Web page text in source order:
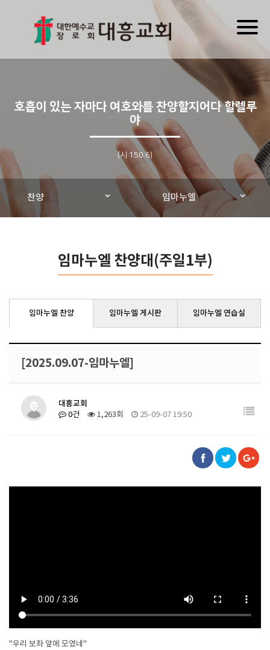
호흡이 있는 자마다 여호와를 찬양할지어다 할렐루
야
(시 150:6)
찬양 임마누엘
임마누엘 찬양대(주일1부)
임마누엘 찬양 임마누엘 게시판 임마누엘 연습실
[2025.09.07-임마누엘]
대흥교회
0건 1,263회 25-09-07 19:50
"우리 보좌 앞에 모였네"